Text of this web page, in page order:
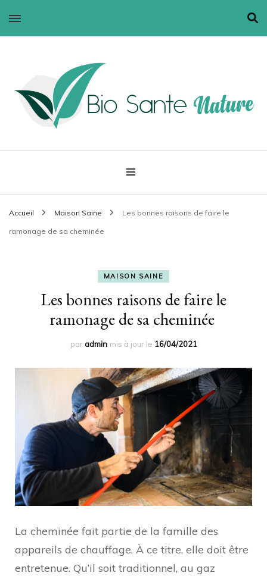
Bio santé nature
Accueil Maison Saine Les bonnes raisons de faire le
ramonage de sa cheminée
MAISON SAINE
Les bonnes raisons de faire le
ramonage de sa cheminée
paradmin mis à jour le 16/04/2021
La cheminée fait partie de la famille des
appareils de chauffage. À ce titre, elle doit être
entretenue. Qu’il soit traditionnel, au gaz